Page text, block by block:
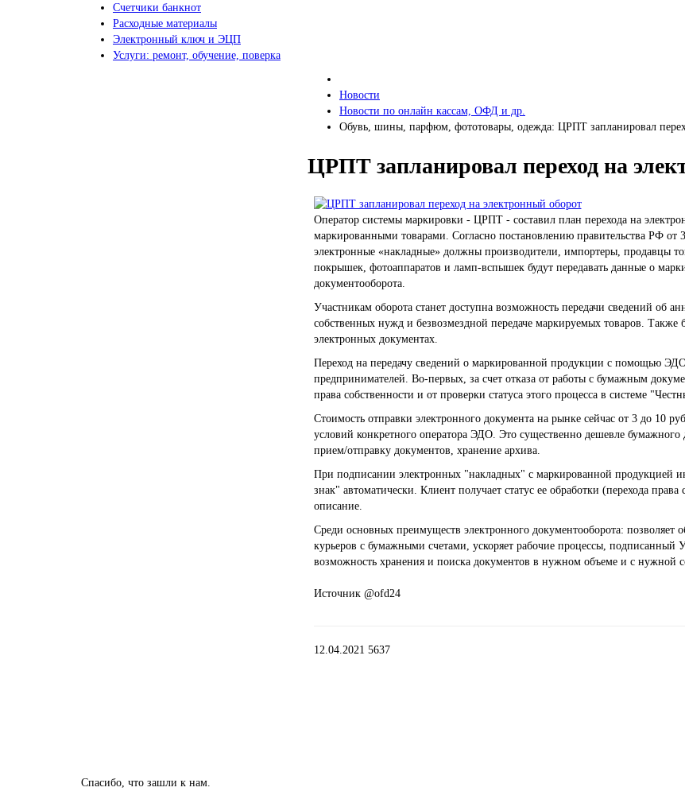
Счетчики банкнот
Расходные материалы
Электронный ключ и ЭЦП
Услуги: ремонт, обучение, поверка
Новости
Новости по онлайн кассам, ОФД и др.
Обувь, шины, парфюм, фототовары, одежда: ЦРПТ запланировал
ЦРПТ запланировал переход на
Оператор системы маркировки - ЦРПТ - составил план перехода на
маркированными товарами. Согласно постановлению правительства РФ от
электронные «накладные» должны производители, импортеры, продавцы
покрышек, фотоаппаратов и ламп-вспышек будут передавать данные о
документооборота.
Участникам оборота станет доступна возможность передачи сведений об
собственных нужд и безвозмездной передаче маркируемых товаров. Также
электронных документах.
Переход на передачу сведений о маркированной продукции с помощью
предпринимателей. Во-первых, за счет отказа от работы с бумажным
права собственности и от проверки статуса этого процесса в системе
Стоимость отправки электронного документа на рынке сейчас от 3 до 10
условий конкретного оператора ЭДО. Это существенно дешевле бумажного
прием/отправку документов, хранение архива.
При подписании электронных "накладных" с маркированной продукцией
знак" автоматически. Клиент получает статус ее обработки (перехода
описание.
Среди основных преимуществ электронного документооборота: позволяет
курьеров с бумажными счетами, ускоряет рабочие процессы,
возможность хранения и поиска документов в нужном объеме и с нужной
Источник @ofd24
12.04.2021 5637
Спасибо, что зашли к нам.